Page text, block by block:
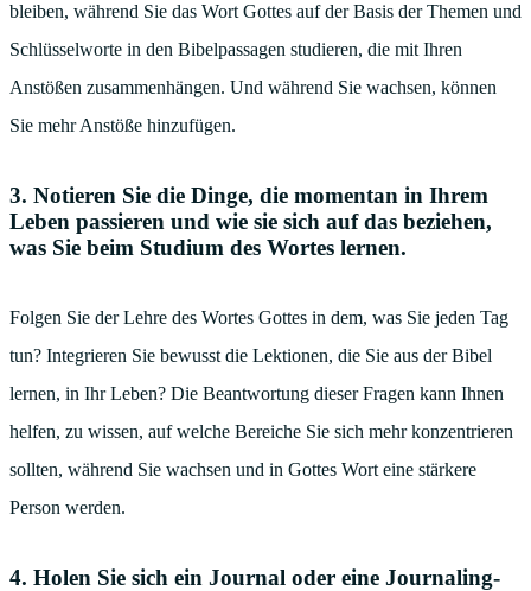
bleiben, während Sie das Wort Gottes auf der Basis der Themen und
Schlüsselworte in den Bibelpassagen studieren, die mit Ihren
Anstößen zusammenhängen. Und während Sie wachsen, können
Sie mehr Anstöße hinzufügen.
3. Notieren Sie die Dinge, die momentan in Ihrem
Leben passieren und wie sie sich auf das beziehen,
was Sie beim Studium des Wortes lernen.
Folgen Sie der Lehre des Wortes Gottes in dem, was Sie jeden Tag
tun? Integrieren Sie bewusst die Lektionen, die Sie aus der Bibel
lernen, in Ihr Leben? Die Beantwortung dieser Fragen kann Ihnen
helfen, zu wissen, auf welche Bereiche Sie sich mehr konzentrieren
sollten, während Sie wachsen und in Gottes Wort eine stärkere
Person werden.
4. Holen Sie sich ein Journal oder eine Journaling-